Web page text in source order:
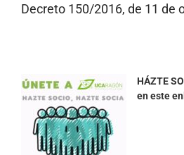
Decreto 150/2016, de 11 de
HÁZTE
en este